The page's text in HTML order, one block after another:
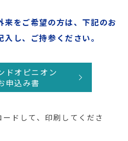
来をご希望の方は、下記のお
し、ご持参ください。
ドオピニオン
申込み書
ドして、印刷してくださ